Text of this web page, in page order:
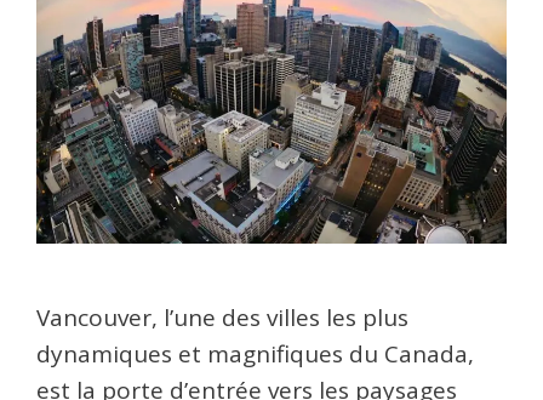
Vancouver, l’une des villes les plus
dynamiques et magnifiques du Canada,
est la porte d’entrée vers les paysages